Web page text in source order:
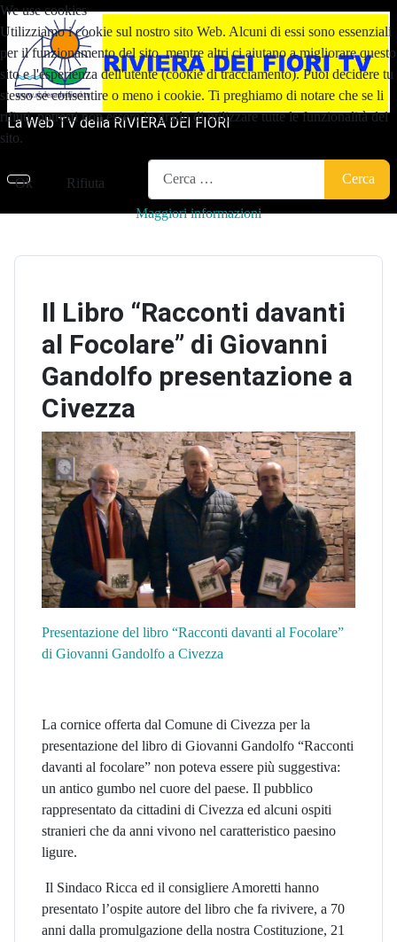
La Web TV della RIVIERA DEI FIORI
Cerca
Il Libro “Racconti davanti
al Focolare” di Giovanni
Gandolfo presentazione a
Civezza
Presentazione del libro “Racconti davanti al Focolare”
di Giovanni Gandolfo a Civezza
La cornice offerta dal Comune di Civezza per la
presentazione del libro di Giovanni Gandolfo “Racconti
davanti al focolare” non poteva essere più suggestiva:
un antico gumbo nel cuore del paese. Il pubblico
rappresentato da cittadini di Civezza ed alcuni ospiti
stranieri che da anni vivono nel caratteristico paesino
ligure.
Il Sindaco Ricca ed il consigliere Amoretti hanno
presentato l’ospite autore del libro che fa rivivere, a 70
anni dalla promulgazione della nostra Costituzione, 21
We use cookies
Utilizziamo i cookie sul nostro sito Web. Alcuni di essi sono essenziali
per il funzionamento del sito, mentre altri ci aiutano a migliorare questo
sito e l'esperienza dell'utente (cookie di tracciamento). Puoi decidere tu
stesso se consentire o meno i cookie. Ti preghiamo di notare che se li
rifiuti, potresti non essere in grado di utilizzare tutte le funzionalità del
sito.
Ok Rifiuta
Maggiori informazioni